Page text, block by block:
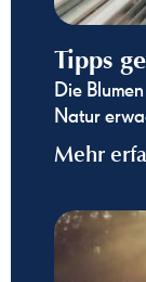
Tipps
Die
Natur
Mehr